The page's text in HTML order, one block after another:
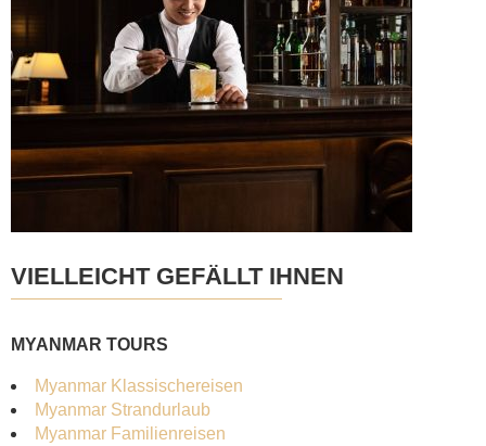
VIELLEICHT GEFÄLLT IHNEN
MYANMAR TOURS
Myanmar Klassischereisen
Myanmar Strandurlaub
Myanmar Familienreisen